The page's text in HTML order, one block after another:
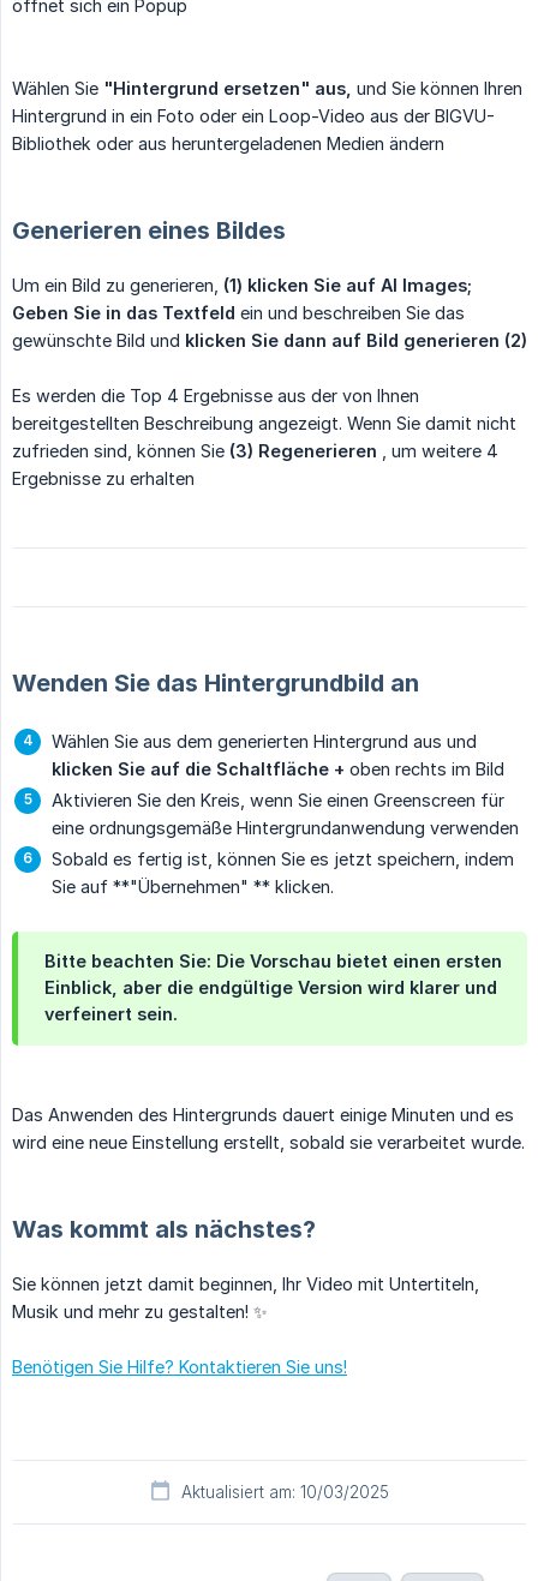
öffnet sich ein Popup
Wählen Sie "Hintergrund ersetzen" aus, und Sie können Ihren
Hintergrund in ein Foto oder ein Loop-Video aus der BIGVU-
Bibliothek oder aus heruntergeladenen Medien ändern
Generieren eines Bildes
Um ein Bild zu generieren, (1) klicken Sie auf AI Images;
Geben Sie in das Textfeld ein und beschreiben Sie das
gewünschte Bild und klicken Sie dann auf Bild generieren (2)
Es werden die Top 4 Ergebnisse aus der von Ihnen
bereitgestellten Beschreibung angezeigt. Wenn Sie damit nicht
zufrieden sind, können Sie (3) Regenerieren , um weitere 4
Ergebnisse zu erhalten
Wenden Sie das Hintergrundbild an
Wählen Sie aus dem generierten Hintergrund aus und
klicken Sie auf die Schaltfläche + oben rechts im Bild
Aktivieren Sie den Kreis, wenn Sie einen Greenscreen für
eine ordnungsgemäße Hintergrundanwendung verwenden
Sobald es fertig ist, können Sie es jetzt speichern, indem
Sie auf **"Übernehmen" ** klicken.
Bitte beachten Sie: Die Vorschau bietet einen ersten
Einblick, aber die endgültige Version wird klarer und
verfeinert sein.
Das Anwenden des Hintergrunds dauert einige Minuten und es
wird eine neue Einstellung erstellt, sobald sie verarbeitet wurde.
Was kommt als nächstes?
Sie können jetzt damit beginnen, Ihr Video mit Untertiteln,
Musik und mehr zu gestalten! ✨
Benötigen Sie Hilfe? Kontaktieren Sie uns!
Aktualisiert am: 10/03/2025